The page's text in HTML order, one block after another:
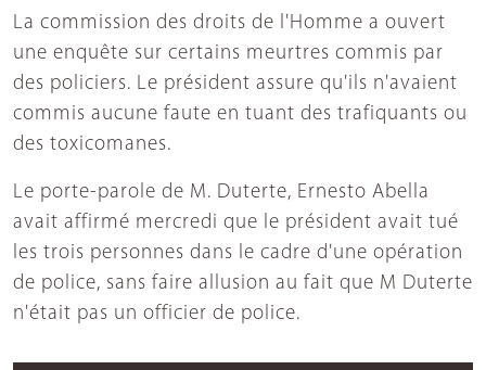
La commission des droits de l'Homme a ouvert
une enquête sur certains meurtres commis par
des policiers. Le président assure qu'ils n'avaient
commis aucune faute en tuant des trafiquants ou
des toxicomanes.
Le porte-parole de M. Duterte, Ernesto Abella
avait affirmé mercredi que le président avait tué
les trois personnes dans le cadre d'une opération
de police, sans faire allusion au fait que M Duterte
n'était pas un officier de police.